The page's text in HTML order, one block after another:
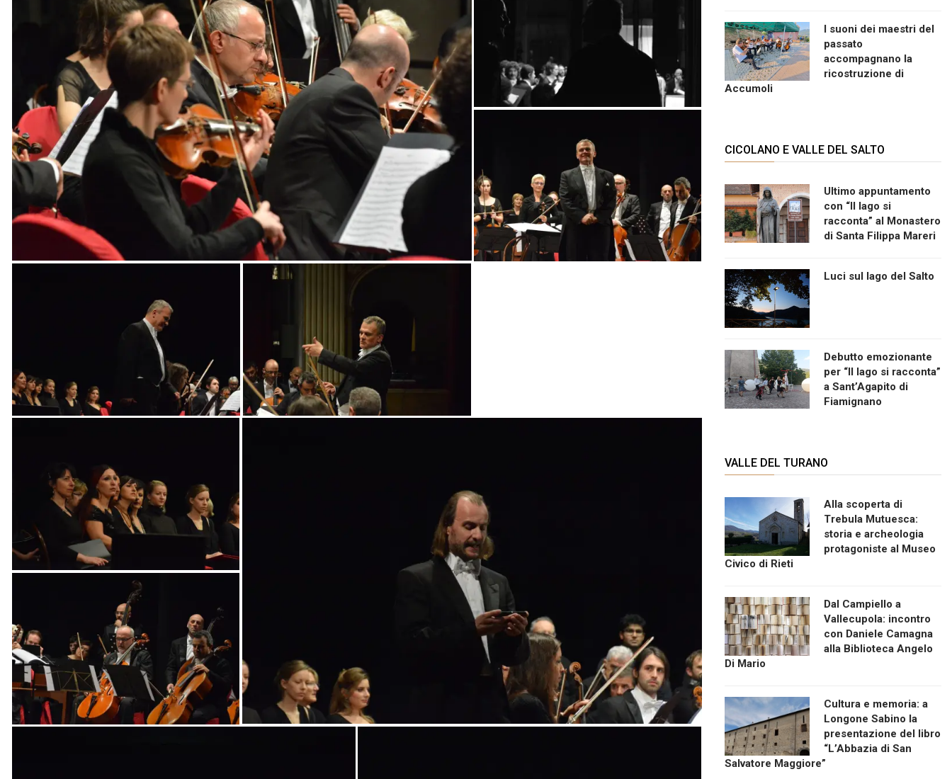
I suoni dei maestri del
passato
accompagnano la
ricostruzione di
Accumoli
CICOLANO E VALLE DEL SALTO
Ultimo appuntamento
con “Il lago si
racconta” al Monastero
di Santa Filippa Mareri
Luci sul lago del Salto
Debutto emozionante
per “Il lago si racconta”
a Sant’Agapito di
Fiamignano
VALLE DEL TURANO
Alla scoperta di
Trebula Mutuesca:
storia e archeologia
protagoniste al Museo
Civico di Rieti
Dal Campiello a
Vallecupola: incontro
con Daniele Camagna
alla Biblioteca Angelo
Di Mario
Cultura e memoria: a
Longone Sabino la
presentazione del libro
“L’Abbazia di San
Salvatore Maggiore”